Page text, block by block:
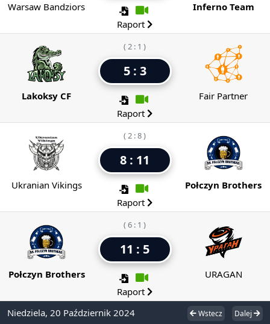
Warsaw Bandziors
Raport
Inferno Team
Lakoksy CF
( 2 : 1 )
5 : 3
Raport
Fair Partner
Ukranian Vikings
( 2 : 8 )
8 : 11
Raport
Połczyn Brothers
Połczyn Brothers
( 6 : 1 )
11 : 5
Raport
URAGAN
Niedziela, 20 Październik 2024 Wstecz Dalej